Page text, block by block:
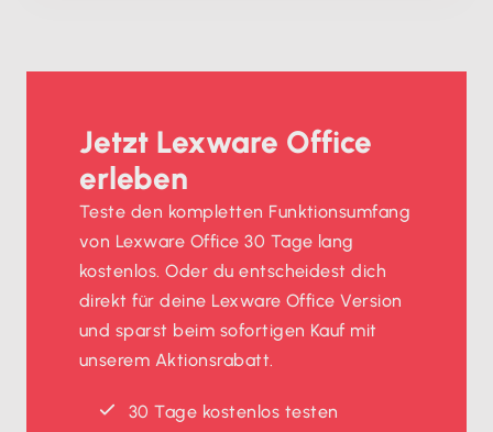
Jetzt Lexware Office
erleben
Teste den kompletten Funktionsumfang
von Lexware Office 30 Tage lang
kostenlos. Oder du entscheidest dich
direkt für deine Lexware Office Version
und sparst beim sofortigen Kauf mit
unserem Aktionsrabatt.
30 Tage kostenlos testen